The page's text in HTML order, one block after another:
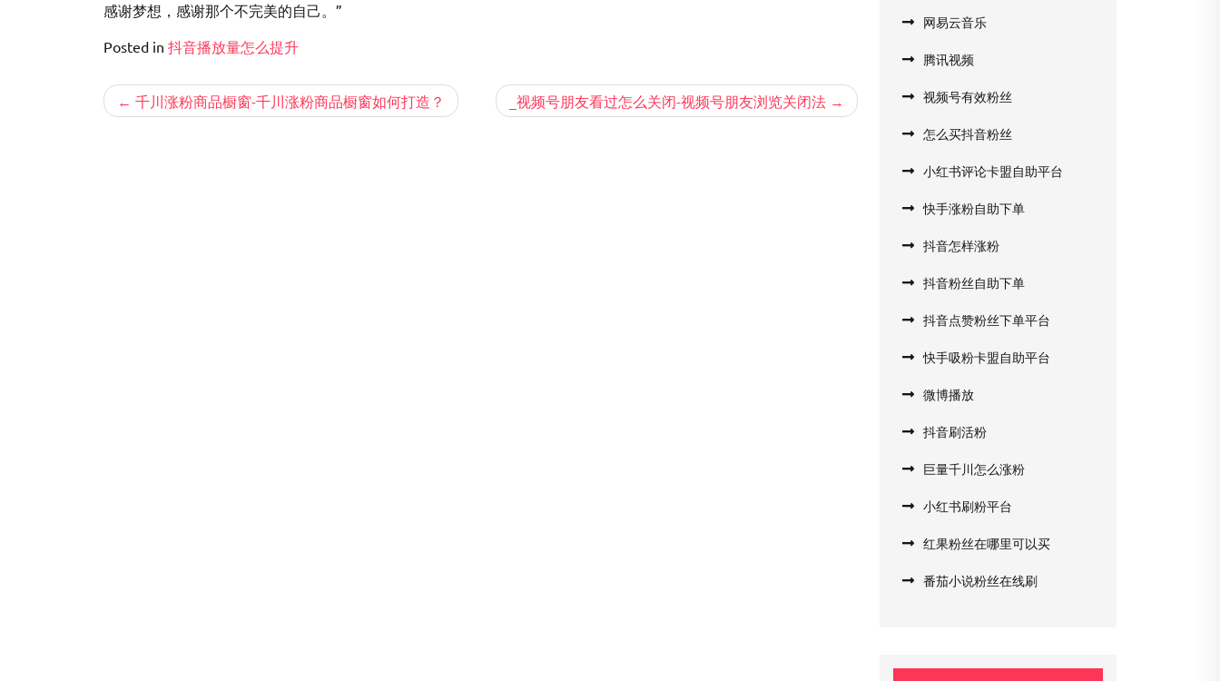
感谢梦想，感谢那个不完美的自己。”
Posted in 抖音播放量怎么提升
文 千川涨粉商品橱窗-千川涨粉商品橱窗如何打造？ _视频号朋友看过怎么关闭-视频号朋友浏览关闭法
网易云音乐
腾讯视频
视频号有效粉丝
怎么买抖音粉丝
小红书评论卡盟自助平台
快手涨粉自助下单
抖音怎样涨粉
抖音粉丝自助下单
抖音点赞粉丝下单平台
快手吸粉卡盟自助平台
微博播放
抖音刷活粉
巨量千川怎么涨粉
小红书刷粉平台
红果粉丝在哪里可以买
番茄小说粉丝在线刷